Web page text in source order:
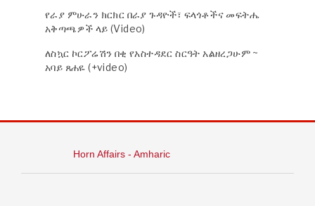
የራያ ምሁራን ክርክር በራያ ጉዳዮች፣ ፍላጎቶችና መፍትሔ
አቅጣጫዎች ላይ (Video)
ለስኳር ኮርፖሬሽን በቂ የአስተዳደር ስርዓት አልዘረጋሁም ~
አባይ ጸሐዬ (+video)
Horn Affairs - Amharic